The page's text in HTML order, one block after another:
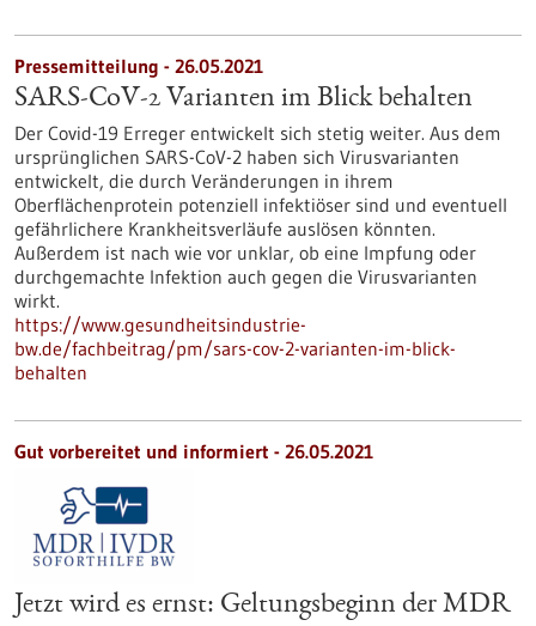
Pressemitteilung - 26.05.2021
SARS-CoV-2 Varianten im Blick behalten
Der Covid-19 Erreger entwickelt sich stetig weiter. Aus dem
ursprünglichen SARS-CoV-2 haben sich Virusvarianten
entwickelt, die durch Veränderungen in ihrem
Oberflächenprotein potenziell infektiöser sind und eventuell
gefährlichere Krankheitsverläufe auslösen könnten.
Außerdem ist nach wie vor unklar, ob eine Impfung oder
durchgemachte Infektion auch gegen die Virusvarianten
wirkt.
https://www.gesundheitsindustrie-
bw.de/fachbeitrag/pm/sars-cov-2-varianten-im-blick-
behalten
Gut vorbereitet und informiert - 26.05.2021
Jetzt wird es ernst: Geltungsbeginn der MDR